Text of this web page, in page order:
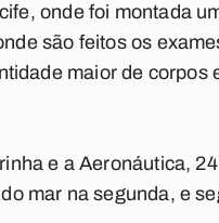
onde foi montada
são feitos os
maior de corpos
e a Aeronáutica,
mar na segunda, e